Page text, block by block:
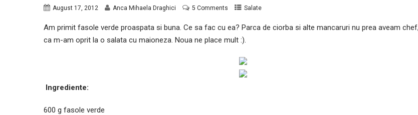
August 17, 2012 Anca Mihaela Draghici 5 Comments Salate
Am primit fasole verde proaspata si buna. Ce sa fac cu ea? Parca de ciorba si alte mancaruri nu prea aveam
ca m-am oprit la o salata cu maioneza. Noua ne place mult :).
Ingrediente:
600 g fasole verde